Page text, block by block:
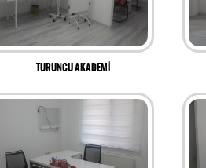
TURUNCU AKADEMİ